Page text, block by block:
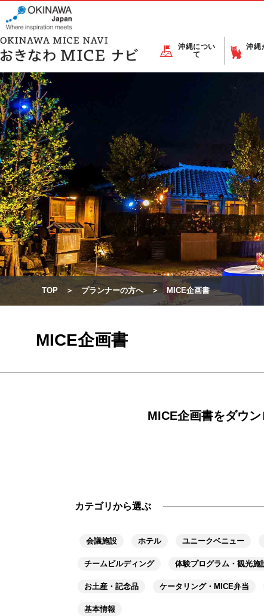
沖縄につい
て
沖縄
TOP プランナーの方へ MICE企画書
MICE企画書
MICE企画書をダウ
カテゴリから選ぶ
会議施設 ホテル ユニークベニュー
チームビルディング 体験プログラム・観光施
お土産・記念品 ケータリング・MICE弁当
基本情報